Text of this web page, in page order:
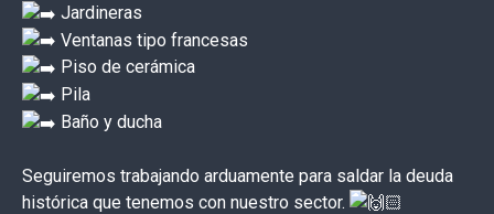
Jardineras
Ventanas tipo francesas
Piso de cerámica
Pila
Baño y ducha
Seguiremos trabajando arduamente para saldar la deuda
histórica que tenemos con nuestro sector.